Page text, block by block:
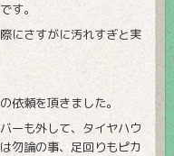
す。
にさすがに汚れすぎと実
依頼を頂きました。
ーも外して、タイヤハウ
勿論の事、足回りもピカ